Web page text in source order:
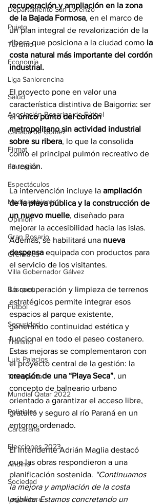
Departamento San Lorenzo
Pujato
Turismo
Economía
Liga Sanlorencina
Salud
Asociación Rosarina de Fútbol
Cañada de Gómez
Firmat
Educación
Espectáculos
Medioambiente
Opinión
Gran Rosario
Gremiales
Villa Gobernador Gálvez
Básquet
Fútbol
Seguridad
Tránsito
Luis Palacios
Transporte
Mundial Qatar 2022
Policiales
Carcarañá
Elecciones 2023
Andino
Sociedad
Legislatura
recuperación y ampliación en la zona
de la Bajada Formosa, en el marco de
un plan integral de revalorización de la
ribera que posiciona a la ciudad como la
costa natural más importante del cordón
industrial.
El proyecto pone en valor una
característica distintiva de Baigorria: ser
el único punto del cordón
metropolitano sin actividad industrial
sobre su ribera, lo que la consolida
como el principal pulmón recreativo de
la región.
La intervención incluye la ampliación
de la playa pública y la construcción de
un nuevo muelle, diseñado para
mejorar la accesibilidad hacia las islas.
Además, se habilitará una nueva
despensa equipada con productos para
el servicio de los visitantes.
La recuperación y limpieza de terrenos
estratégicos permite integrar esos
espacios al parque existente,
generando continuidad estética y
funcional en todo el paseo costanero.
Estas mejoras se complementaron con
el proyecto central de la gestión: la
creación de una “Playa Seca”, un
concepto de balneario urbano
orientado a garantizar el acceso libre,
gratuito y seguro al río Paraná en un
entorno ordenado.
El intendente Adrián Maglia destacó
que las obras respondieron a una
planificación sostenida. “Continuamos
la mejora y ampliación de la costa
pública. Estamos concretando un